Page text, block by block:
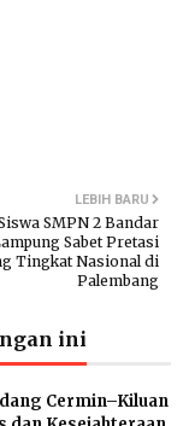
LEBIH BARU
SMPN 2 Bandar
Sabet Pretasi
Tingkat Nasional di
Palembang
ini
Cermin–Kiluan